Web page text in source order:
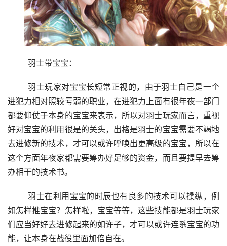
	羽士带宝宝：
	羽士玩家对宝宝长短常正视的，由于羽士自己是一个
进犯力相对照较亏弱的职业，在进犯力上面有很年夜一部门
都要仰仗于本身的宝宝来表示，所以对羽士玩家而言，重视
好对宝宝的利用很是的关头，出格是羽士的宝宝需要不竭地
去进修新的技术，才可以或许呼唤出更高级的宝宝，所以在
这个方面年夜家都需要筹办好足够的资金，而且要提早去筹
办相干的技术书。
	羽士在利用宝宝的时辰也有良多的技术可以操纵，例
如怎样推宝宝？怎样啦，宝宝等等，这些技能都是羽士玩家
们应当好好去进修起来的如许子，才可以或许连系宝宝的功
能，让本身在战役里面加倍自在。